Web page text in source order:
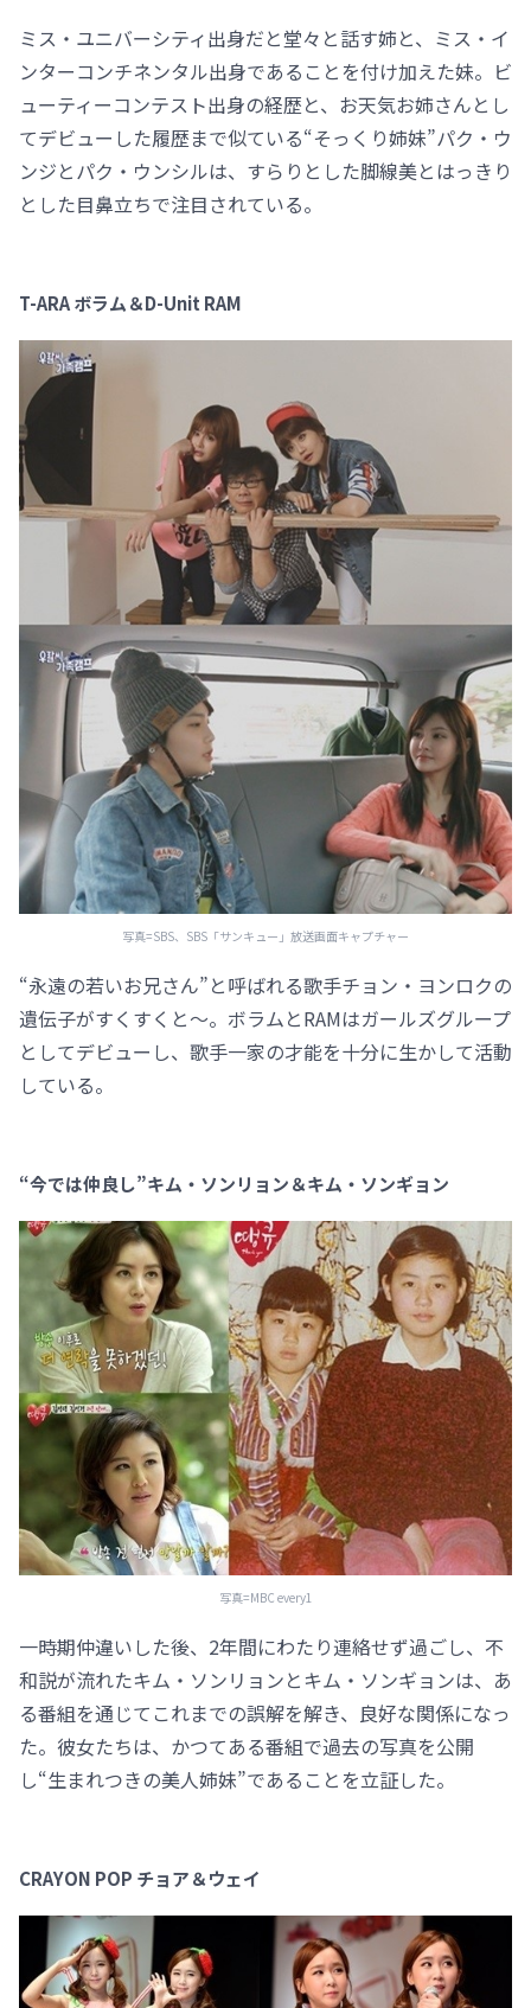
ミス・ユニバーシティ出身だと堂々と話す姉と、ミス・イ
ンターコンチネンタル出身であることを付け加えた妹。ビ
ューティーコンテスト出身の経歴と、お天気お姉さんとし
てデビューした履歴まで似ている“そっくり姉妹”パク・ウ
ンジとパク・ウンシルは、すらりとした脚線美とはっきり
とした目鼻立ちで注目されている。
T-ARA ボラム＆D-Unit RAM
写真=SBS、SBS「サンキュー」放送画面キャプチャー
“永遠の若いお兄さん”と呼ばれる歌手チョン・ヨンロクの
遺伝子がすくすくと～。ボラムとRAMはガールズグループ
としてデビューし、歌手一家の才能を十分に生かして活動
している。
“今では仲良し”キム・ソンリョン＆キム・ソンギョン
写真=MBC every1
一時期仲違いした後、2年間にわたり連絡せず過ごし、不
和説が流れたキム・ソンリョンとキム・ソンギョンは、あ
る番組を通じてこれまでの誤解を解き、良好な関係になっ
た。彼女たちは、かつてある番組で過去の写真を公開
し“生まれつきの美人姉妹”であることを立証した。
CRAYON POP チョア＆ウェイ